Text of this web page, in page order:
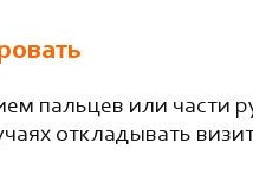
пальцев или части
откладывать